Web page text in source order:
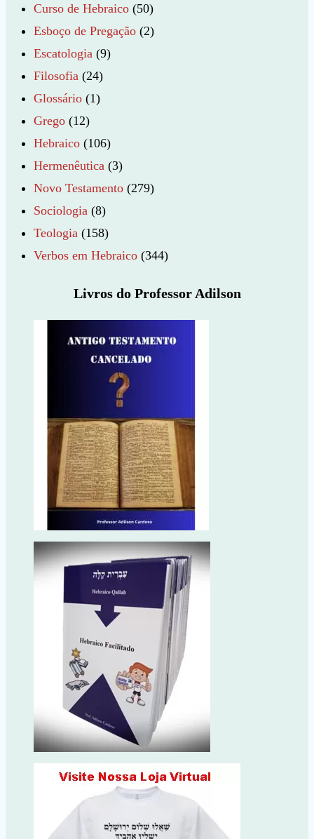
Curso de Hebraico (50)
Esboço de Pregação (2)
Escatologia (9)
Filosofia (24)
Glossário (1)
Grego (12)
Hebraico (106)
Hermenêutica (3)
Novo Testamento (279)
Sociologia (8)
Teologia (158)
Verbos em Hebraico (344)
Livros do Professor Adilson